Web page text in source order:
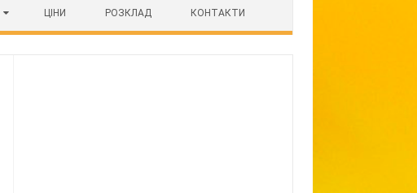
ЦІНИ РОЗКЛАД КОНТАКТИ